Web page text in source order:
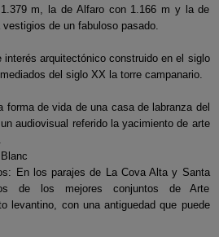
m, la de Alfaro con 1.166 m y la de
de un fabuloso pasado.
interés arquitectónico construido en el siglo
del siglo XX la torre campanario.
forma de vida de una casa de labranza del
audiovisual referido la yacimiento de arte
En los parajes de La Cova Alta y Santa
de los mejores conjuntos de Arte
levantino, con una antiguedad que puede